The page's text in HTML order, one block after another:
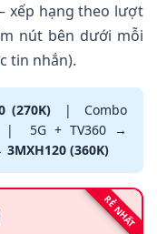
3 Tháng
Nhiêu Tiền?
xếp hạng theo lượt
nút bên dưới mỗi
tin nhắn).
(270K) | Combo
+ TV360 →
3MXH120 (360K)
RẺ NHẤT